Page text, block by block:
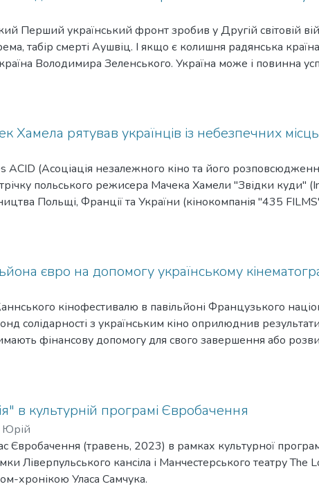
з ДВРЗ" Романа Бровка, Романа Ткаченка та ін.), Скіф
("Консультант" Олега Туранського). З початком
Добровольчого українського корпусу.
Перший український фронт зробив у Другій світовій
табір смерті Аушвіц. І якщо є колишня радянська
Володимира Зеленського. Україна може і повинна
Російську Федерацію з місця постійного члена в Раді
питання.
Хамела рятував українців із небезпечних місць
ACID (Асоціація незалежного кіно та його
польського режисера Мачека Хамели "Звідки куди"
Польщі, Франції та України (кінокомпанія "435
євро на допомогу українському
кінофестивалю в павільйоні Французького
солідарності з українським кіно оприлюднив
фінансову допомогу для свого завершення або
"Slot Machine" Маріанни Слот вирішила профінансувати
в культурній програмі Євробачення
Юрій
Євробачення (травень, 2023) в рамках культурної
Ліверпульського кансіла і Манчестерського театру The
хронікою Уласа Самчука.